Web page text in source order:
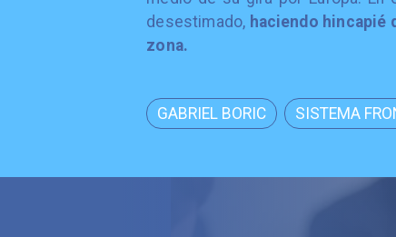
desestimado, haciendo hincapié
zona.
GABRIEL BORIC SISTEMA